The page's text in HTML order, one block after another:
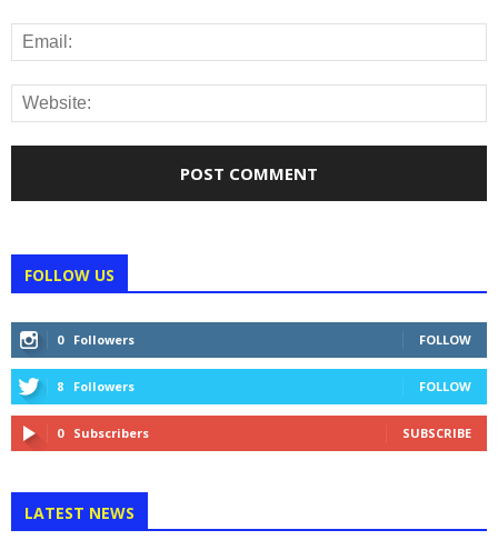
FOLLOW US
0 Followers FOLLOW
8 Followers FOLLOW
0 Subscribers SUBSCRIBE
LATEST NEWS